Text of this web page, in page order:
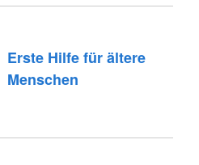
Erste Hilfe für ältere
Menschen